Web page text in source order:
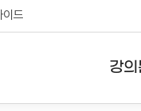
이드
강